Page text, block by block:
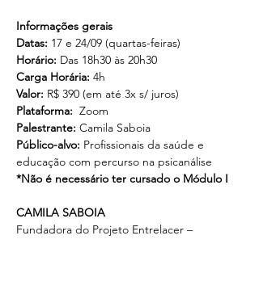
Informações gerais
Datas: 17 e 24/09 (quartas-feiras)
Horário: Das 18h30 às 20h30
Carga Horária: 4h
Valor: R$ 390 (em até 3x s/ juros)
Plataforma: Zoom
Palestrante: Camila Saboia
Público-alvo: Profissionais da saúde e
educação com percurso na psicanálise
*Não é necessário ter cursado o Módulo I
CAMILA SABOIA
Fundadora do Projeto Entrelacer –